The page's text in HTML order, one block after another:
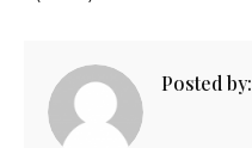
Posted by: